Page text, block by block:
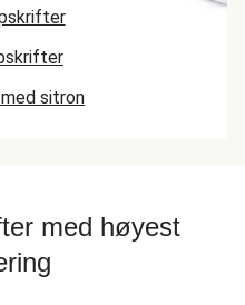
sitron
med høyest